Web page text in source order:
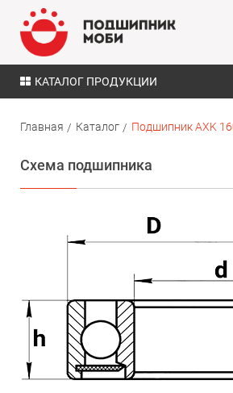
КАТАЛОГ ПРОДУКЦИИ
Главная Каталог Подшипник AXK
Схема подшипника